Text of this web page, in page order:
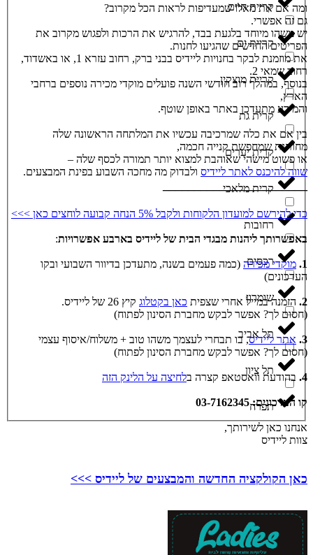
קריית חיים
קריית ים
קריית מוצקין
קרית גת
קרית יערים
קרית מלאכי
רחובות
רכסים
שומרון
תל אביב
תל ציון
תפרח
ומה אם את מאלו שמעדיפות לראות הכל מקרוב?
גם זה אפשרי.
יש משהו מיוחד בלגעת בבד, להרגיש את הרכות ולפגוש מקרוב את
הפריטים החדשים שהגיעו לחנות.
את מוזמנת לבקר בחנויות ליידיס בבני ברק, רחוב עזרא 1, או באשדוד,
רחוב שמאי 2.
בנוסף, במהלך רוב חודשי השנה פועלים מוקדי מכירה נוספים ברחבי
הארץ,
והמידע מתעדכן באתר באופן שוטף.
בין אם את כלה שמרכיבה עכשיו את המלתחה הראשונה שלה
מחותנת שמחפשת קנייה חכמה,
או פשוט מישהי שאוהבת למצוא יותר תמורה לכסף שלה –
שווה להיכנס לאתר ליידיסולבדוק מה מחכה השבוע בפינת המבצעים.
_______________________
כדי להירשם למועדון הלקוחות ולקבל 5% הנחה קבועה לוחצים כאן >>>
באפשרותך ליהנות מבגדי הבית של ליידיס בארבע אפשרויות:
1. מוקדי מכירה(כמה פעמים בשנה, מתעדכן בדיוור השבועי ובקו
העדכונים)
2. הזמנה במייל אחרי שצפית כאן בקטלוגקיץ 26 של ליידיס.
(חסום לך? אפשר לבקש מחברת הסינון לפתוח)
3. אתר ליידיס, בו תבחרי לעצמך משהו טוב + משלוח/איסוף עצמי
(חסום לך? אפשר לבקש מחברת הסינון לפתוח)
4. בהודעת וואסטאפ קצרה בלחיצה על הלינק הזה
קו העדכונים: 03-7162345
אנחנו כאן לשירותך,
צוות ליידיס
כאן הקולקציה החדשה והמבצעים של ליידיס >>>